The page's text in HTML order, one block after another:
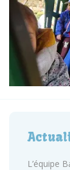
L’équipe